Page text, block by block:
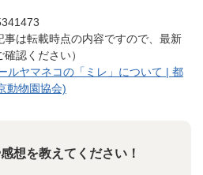
は転載時点の内容ですので、最新
認ください）
ルヤマネコの「ミレ」について | 都
動物園協会)
想を教えてください！